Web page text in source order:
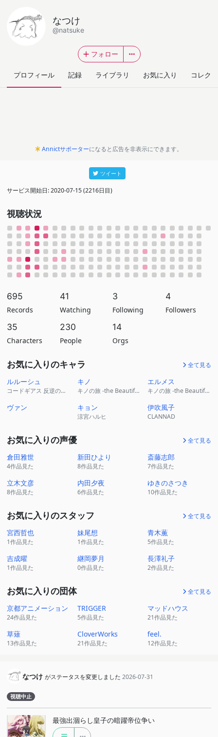
なつけ
@natsuke
フォロー
プロフィール 記録 ライブラリ お気に入り コレク
Annictサポーターになると広告を非表示にできます。
ツイート
サービス開始日: 2020-07-15 (2216日目)
視聴状況
695
Records
41
Watching
3
Following
4
Followers
35
Characters
230
People
14
Orgs
お気に入りのキャラ 全て見る
ルルーシュ
コードギアス 反逆のルルーシュ
キノ
キノの旅 -the Beautiful World-
エルメス
キノの旅 -the Beautiful World-
ヴァン キョン
涼宮ハルヒ
伊吹風子
CLANNAD
お気に入りの声優 全て見る
倉田雅世
4作品見た
新田ひより
8作品見た
斎藤志郎
7作品見た
立木文彦
8作品見た
内田夕夜
6作品見た
ゆきのさつき
10作品見た
お気に入りのスタッフ 全て見る
宮西哲也
1作品見た
妹尾想
1作品見た
青木薫
5作品見た
吉成曜
1作品見た
継岡夢月
0作品見た
長澤礼子
2作品見た
お気に入りの団体 全て見る
京都アニメーション
24作品見た
TRIGGER
5作品見た
マッドハウス
21作品見た
草薙
13作品見た
CloverWorks
21作品見た
feel.
12作品見た
なつけ がステータスを変更しました 2026-07-31
視聴中止
最強出涸らし皇子の暗躍帝位争い